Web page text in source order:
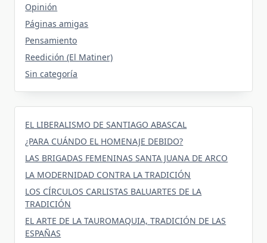
Opinión
Páginas amigas
Pensamiento
Reedición (El Matiner)
Sin categoría
EL LIBERALISMO DE SANTIAGO ABASCAL
¿PARA CUÁNDO EL HOMENAJE DEBIDO?
LAS BRIGADAS FEMENINAS SANTA JUANA DE ARCO
LA MODERNIDAD CONTRA LA TRADICIÓN
LOS CÍRCULOS CARLISTAS BALUARTES DE LA
TRADICIÓN
EL ARTE DE LA TAUROMAQUIA, TRADICIÓN DE LAS
ESPAÑAS